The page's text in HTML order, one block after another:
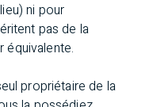
ni pour
pas de la
équivalente.
propriétaire de la